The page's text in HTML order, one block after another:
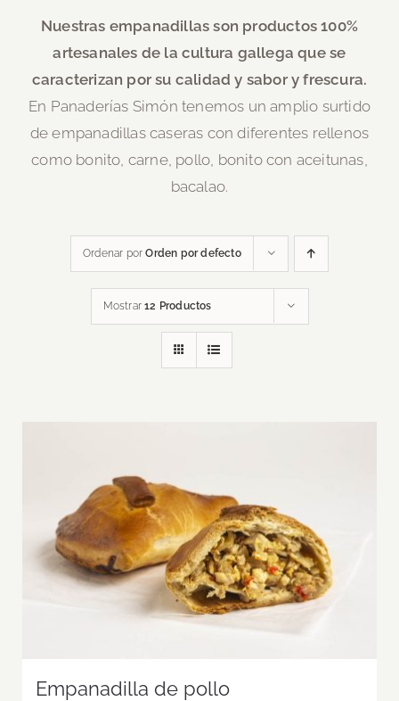
Nuestras empanadillas son productos 100%
artesanales de la cultura gallega que se
caracterizan por su calidad y sabor y frescura.
En Panaderías Simón tenemos un amplio surtido
de empanadillas caseras con diferentes rellenos
como bonito, carne, pollo, bonito con aceitunas,
bacalao.
Ordenar porOrden por defecto
Mostrar12 Productos
Empanadilla de pollo